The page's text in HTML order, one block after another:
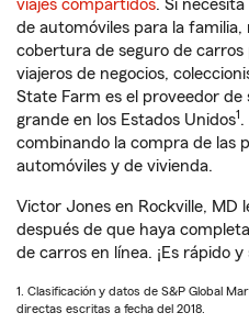
viajes compartidos. Si
de automóviles para la
cobertura de seguro de
viajeros de negocios,
State Farm es el proveedor
grande en los Estados Unidos1.
combinando la compra de las
automóviles y de vivienda.
Victor Jones en Rockville, MD
después de que haya
de carros en línea. ¡Es rápido y
1. Clasificación y datos de S&P Global
directas escritas a fecha del 2018.